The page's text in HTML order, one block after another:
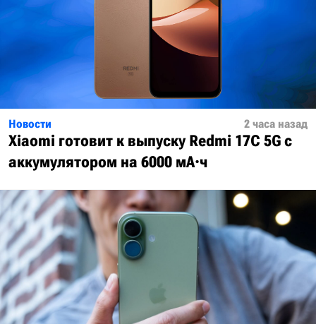
Новости 2 часа назад
Xiaomi готовит к выпуску Redmi 17C 5G с
аккумулятором на 6000 мА·ч